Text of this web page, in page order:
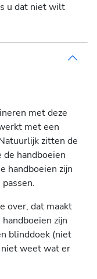
u dat niet wilt
met deze
met een
zitten de
handboeien
handboeien zijn
over, dat maakt
zijn
blinddoek (niet
niet weet wat er